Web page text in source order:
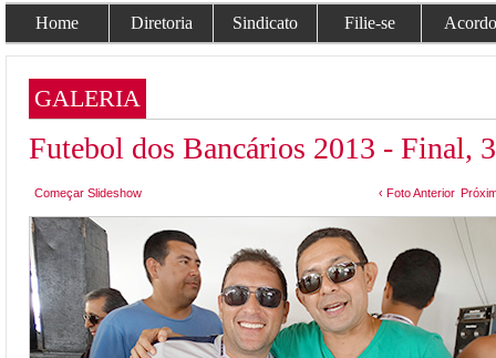
Home Diretoria Sindicato Filie-se
GALERIA
Futebol dos Bancários 2013 - Final,
Começar Slideshow ‹ Foto Anterior